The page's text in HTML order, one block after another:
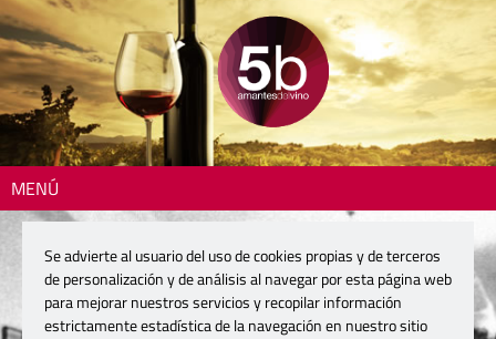
MENÚ
Se advierte al usuario del uso de cookies propias y de terceros
de personalización y de análisis al navegar por esta página web
para mejorar nuestros servicios y recopilar información
estrictamente estadística de la navegación en nuestro sitio